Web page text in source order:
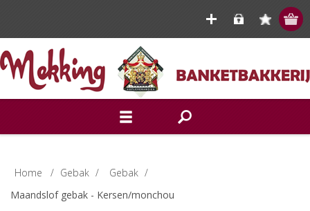
Home / Gebak / Gebak /
Maandslof gebak - Kersen/monchou